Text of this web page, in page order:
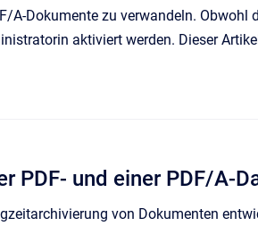
A-Dokumente zu verwandeln. Obwohl
aktiviert werden. Dieser
PDF- und einer PDF/A-
von Dokumenten